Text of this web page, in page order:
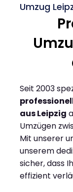
Umzug
Seit 2003
aus Leipzig
Umzügen
Mit unserer
unserem
sicher, dass
effizient